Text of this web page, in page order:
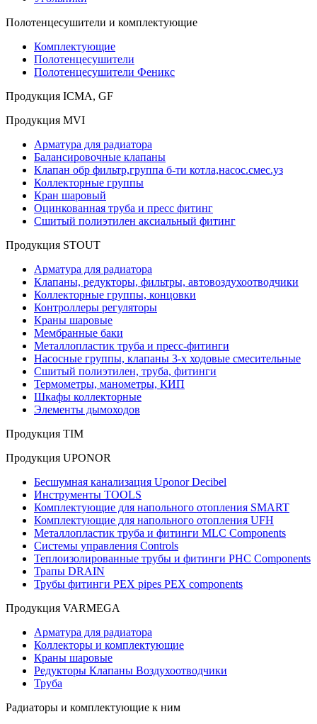
Полотенцесушители и комплектующие
Комплектующие
Полотенцесушители
Полотенцесушители Феникс
Продукция ICMA, GF
Продукция MVI
Арматура для радиатора
Балансировочные клапаны
Клапан обр фильтр,группа б-ти котла,насос.смес.уз
Коллекторные группы
Кран шаровый
Оцинкованная труба и пресс фитинг
Сшитый полиэтилен аксиальный фитинг
Продукция STOUT
Арматура для радиатора
Клапаны, редукторы, фильтры, автовоздухоотводчики
Коллекторные группы, концовки
Контроллеры регуляторы
Краны шаровые
Мембранные баки
Металлопластик труба и пресс-фитинги
Насосные группы, клапаны 3-х ходовые смесительные
Сшитый полиэтилен, труба, фитинги
Термометры, манометры, КИП
Шкафы коллекторные
Элементы дымоходов
Продукция TIM
Продукция UPONOR
Бесшумная канализация Uponor Decibel
Инструменты TOOLS
Комплектующие для напольного отопления SMART
Комплектующие для напольного отопления UFH
Металлопластик труба и фитинги MLC Components
Системы управления Controls
Теплоизолированные трубы и фитинги PHC Components
Трапы DRAIN
Трубы фитинги PEX pipes PEX components
Продукция VARMEGA
Арматура для радиатора
Коллекторы и комплектующие
Краны шаровые
Редукторы Клапаны Воздухоотводчики
Труба
Радиаторы и комплектующие к ним